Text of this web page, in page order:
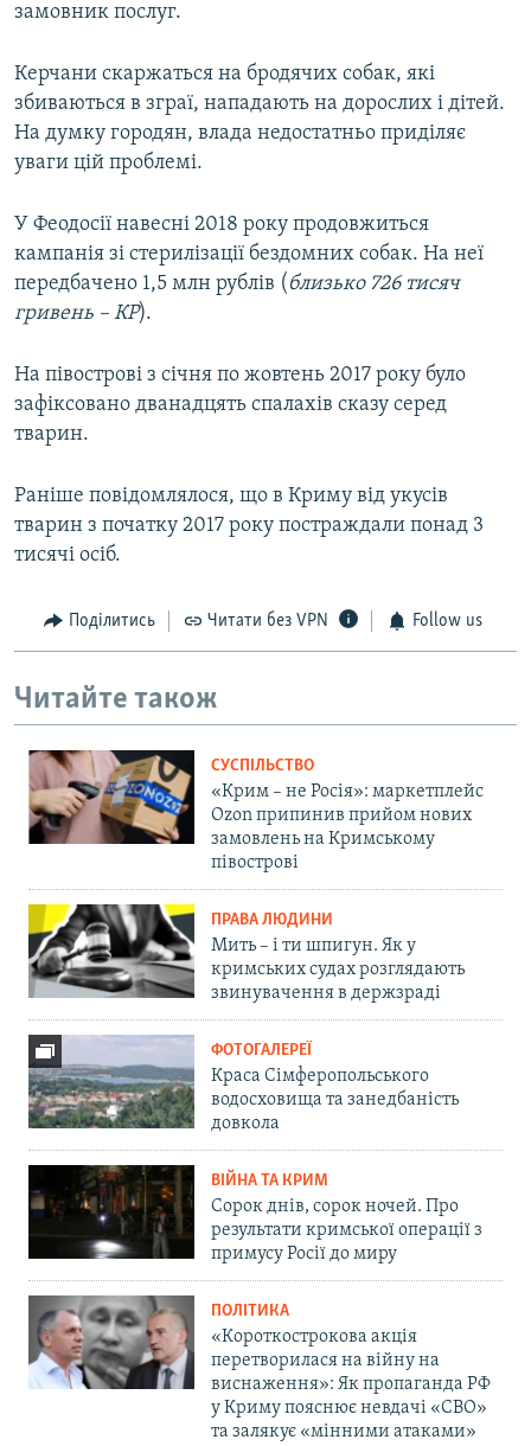
замовник послуг.
Керчани скаржаться на бродячих собак, які
збиваються в зграї, нападають на дорослих і дітей.
На думку городян, влада недостатньо приділяє
уваги цій проблемі.
У Феодосії навесні 2018 року продовжиться
кампанія зі стерилізації бездомних собак. На неї
передбачено 1,5 млн рублів ( близько 726 тисяч
гривень – КР).
На півострові з січня по жовтень 2017 року було
зафіксовано дванадцять спалахів сказу серед
тварин.
Раніше повідомлялося, що в Криму від укусів
тварин з початку 2017 року постраждали понад 3
тисячі осіб.
Поділитись Читати без VPN Follow us
Читайте також
СУСПІЛЬСТВО
«Крим – не Росія»: маркетплейс
Ozon припинив прийом нових
замовлень на Кримському
півострові
ПРАВА ЛЮДИНИ
Мить – і ти шпигун. Як у
кримських судах розглядають
звинувачення в держзраді
ФОТОГАЛЕРЕЇ
Краса Сімферопольського
водосховища та занедбаність
довкола
ВІЙНА ТА КРИМ
Сорок днів, сорок ночей. Про
результати кримської операції з
примусу Росії до миру
ПОЛІТИКА
«Короткострокова акція
перетворилася на війну на
виснаження»: Як пропаганда РФ
у Криму пояснює невдачі «СВО»
та залякує «мінними атаками»